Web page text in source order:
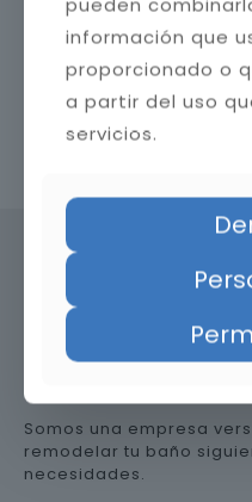
Precio de
Somos una empresa
remodelar tu baño
necesidades.
información que
proporcionado o
a partir del uso
servicios.